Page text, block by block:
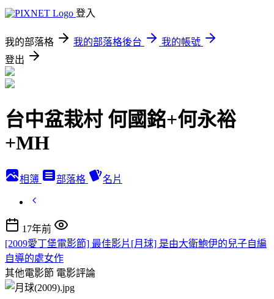
登入
我的部落格 我的部落格後台
我的帳號
登出
台中盆栽村 何國銘+何永裕
+MH
相簿 部落格 名片
17年前
[2009愛丁堡電影節] 最佳影片[月球] 是由大衛鮑伊的兒子自編
自導的處女作
其他電影節 電影評論